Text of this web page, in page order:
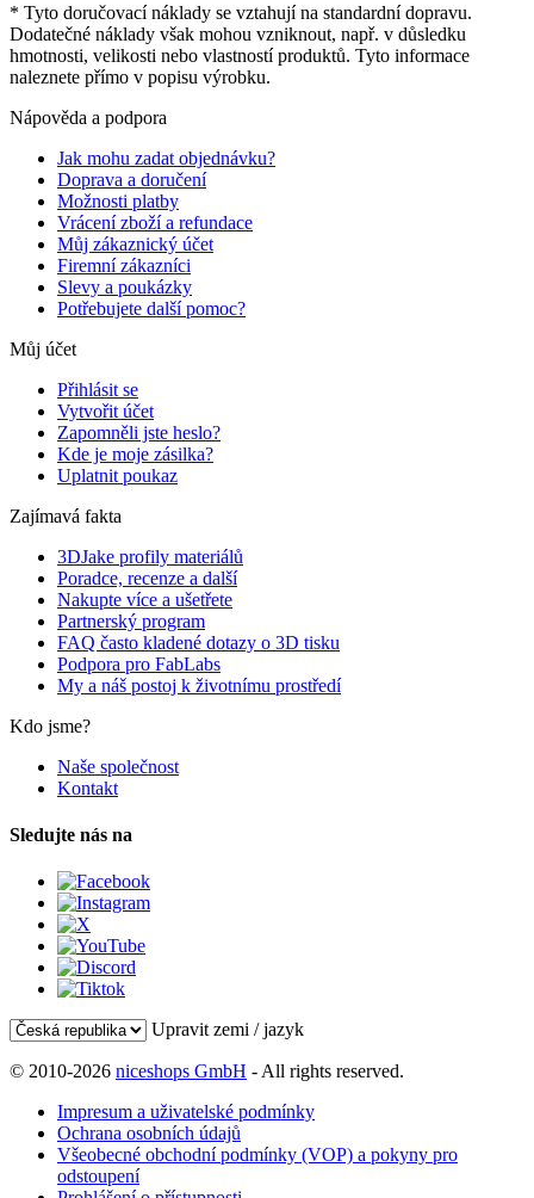
* Tyto doručovací náklady se vztahují na standardní dopravu.
Dodatečné náklady však mohou vzniknout, např. v důsledku
hmotnosti, velikosti nebo vlastností produktů. Tyto informace
naleznete přímo v popisu výrobku.
Nápověda a podpora
Jak mohu zadat objednávku?
Doprava a doručení
Možnosti platby
Vrácení zboží a refundace
Můj zákaznický účet
Firemní zákazníci
Slevy a poukázky
Potřebujete další pomoc?
Můj účet
Přihlásit se
Vytvořit účet
Zapomněli jste heslo?
Kde je moje zásilka?
Uplatnit poukaz
Zajímavá fakta
3DJake profily materiálů
Poradce, recenze a další
Nakupte více a ušetřete
Partnerský program
FAQ často kladené dotazy o 3D tisku
Podpora pro FabLabs
My a náš postoj k životnímu prostředí
Kdo jsme?
Naše společnost
Kontakt
Sledujte nás na
Upravit zemi / jazyk
© 2010-2026 niceshops GmbH - All rights reserved.
Impresum a uživatelské podmínky
Ochrana osobních údajů
Všeobecné obchodní podmínky (VOP) a pokyny pro
odstoupení